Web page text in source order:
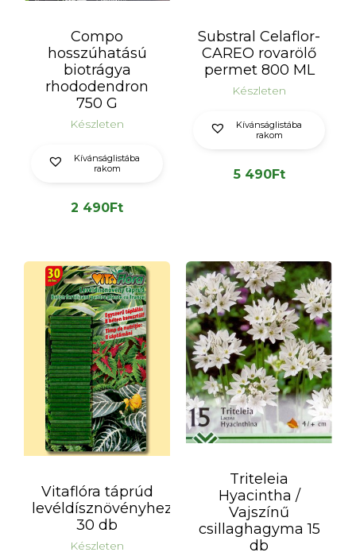
Compo
hosszúhatású
biotrágya
rhododendron
750 G
Készleten
Kívánságlistába
rakom
2 490Ft
Substral Celaflor-
CAREO rovarölő
permet 800 ML
Készleten
Kívánságlistába
rakom
5 490Ft
Vitaflóra táprúd
levéldísznövényhez
30 db
Készleten
Triteleia
Hyacintha /
Vajszínű
csillaghagyma 15
db